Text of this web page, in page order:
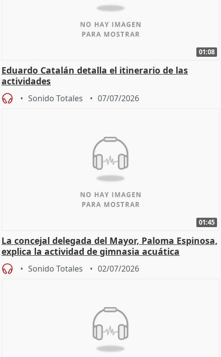
01:08
Eduardo Catalán detalla el itinerario de las
actividades
Sonido Totales 07/07/2026
01:45
La concejal delegada del Mayor, Paloma Espinosa,
explica la actividad de gimnasia acuática
Sonido Totales 02/07/2026